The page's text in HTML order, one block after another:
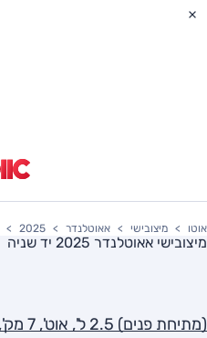
אוטו מיצובישי אאוטלנדר 2025
מיצובישי אאוטלנדר 2025 יד שניה
(מתיחת פנים) 2.5 ל', אוט', 7 מק', Premium, 2x4